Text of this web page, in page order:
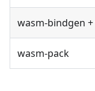
wasm-bindgen
wasm-pack